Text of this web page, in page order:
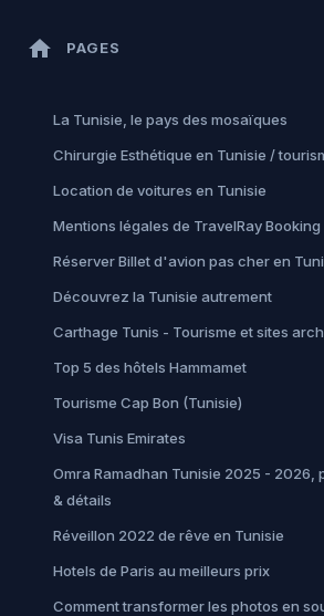
home PAGES
La Tunisie, le pays des mosaïques
Chirurgie Esthétique en Tunisie /
Location de voitures en Tunisie
Mentions légales de TravelRay Booking
Réserver Billet d'avion pas cher en
Découvrez la Tunisie autrement
Carthage Tunis - Tourisme et sites
Top 5 des hôtels Hammamet
Tourisme Cap Bon (Tunisie)
Visa Tunis Emirates
Omra Ramadhan Tunisie 2025 - 2026,
& détails
Réveillon 2022 de rêve en Tunisie
Hotels de Paris au meilleurs prix
Comment transformer les photos en